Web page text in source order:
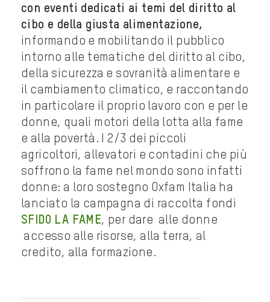
con eventi dedicati ai temi del diritto al
cibo e della giusta alimentazione,
informando e mobilitando il pubblico
intorno alle tematiche del diritto al cibo,
della sicurezza e sovranità alimentare e
il cambiamento climatico, e raccontando
in particolare il proprio lavoro con e per le
donne, quali motori della lotta alla fame
e alla povertà. I 2/3 dei piccoli
agricoltori, allevatori e contadini che più
soffrono la fame nel mondo sono infatti
donne: a loro sostegno Oxfam Italia ha
lanciato la campagna di raccolta fondi
SFIDO LA FAME, per dare alle donne
accesso alle risorse, alla terra, al
credito, alla formazione.